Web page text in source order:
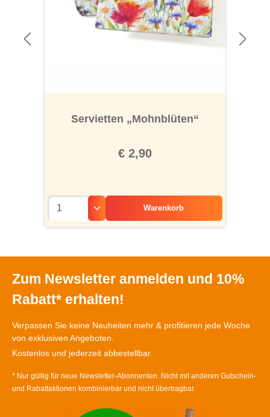
Servietten „Mohnblüten“
€ 2,90
Warenkorb
Zum Newsletter anmelden und 10%
Rabatt* erhalten!
Verpassen Sie keine Neuheiten mehr & profitieren jede Woche
von exklusiven Angeboten.
Kostenlos und jederzeit abbestellbar.
* Nur gültig für neue Newsletter-Abonnenten. Nicht mit anderen Gutschein-
und Rabattaktionen kombinierbar und nicht übertragbar.